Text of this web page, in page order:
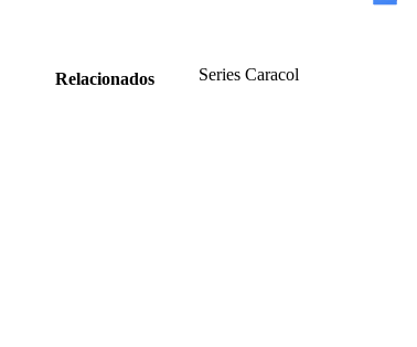
Relacionados Series Caracol